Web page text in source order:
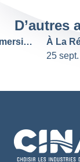
D’autres
SEA TEAM by CINav : Une immersion unique dans le secteur maritime
25